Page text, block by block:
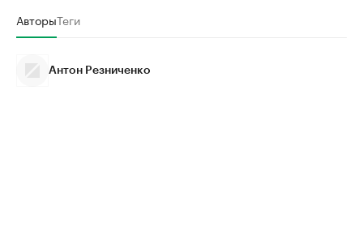
АвторыТеги
Антон Резниченко